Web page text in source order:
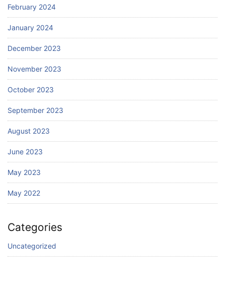
February 2024
January 2024
December 2023
November 2023
October 2023
September 2023
August 2023
June 2023
May 2023
May 2022
Categories
Uncategorized